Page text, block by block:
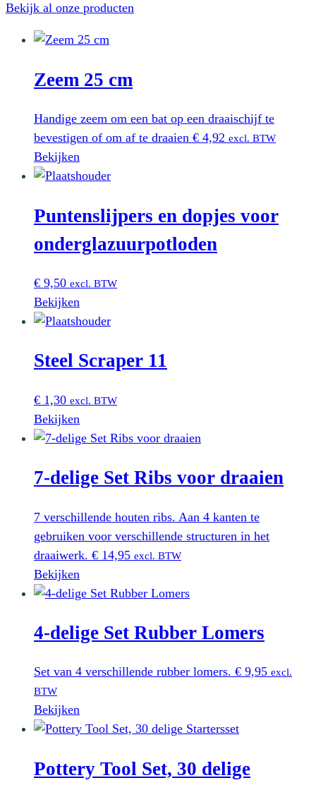
Bekijk al onze producten
Zeem 25 cm
Handige zeem om een bat op een draaischijf te
bevestigen of om af te draaien € 4,92 excl. BTW
Bekijken
Puntenslijpers en dopjes voor
onderglazuurpotloden
€ 9,50 excl. BTW
Bekijken
Steel Scraper 11
€ 1,30 excl. BTW
Bekijken
7-delige Set Ribs voor draaien
7 verschillende houten ribs. Aan 4 kanten te
gebruiken voor verschillende structuren in het
draaiwerk. € 14,95 excl. BTW
Bekijken
4-delige Set Rubber Lomers
Set van 4 verschillende rubber lomers. € 9,95 excl.
BTW
Bekijken
Pottery Tool Set, 30 delige